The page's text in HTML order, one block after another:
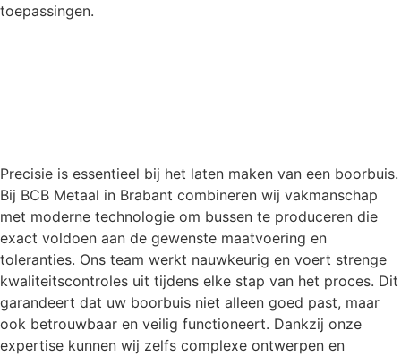
toepassingen.
Precisie is essentieel bij het laten maken van een boorbuis.
Bij BCB Metaal in Brabant combineren wij vakmanschap
met moderne technologie om bussen te produceren die
exact voldoen aan de gewenste maatvoering en
toleranties. Ons team werkt nauwkeurig en voert strenge
kwaliteitscontroles uit tijdens elke stap van het proces. Dit
garandeert dat uw boorbuis niet alleen goed past, maar
ook betrouwbaar en veilig functioneert. Dankzij onze
expertise kunnen wij zelfs complexe ontwerpen en